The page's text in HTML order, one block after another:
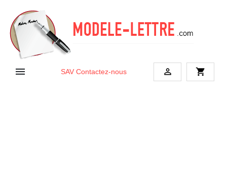
 SAV Contactez-nous  shopping_cart